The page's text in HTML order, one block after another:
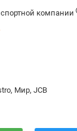
компании
Мир, JCB